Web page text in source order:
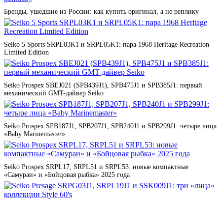
Бренды, ушедшие из России: как купить оригинал, а не реплику
Seiko 5 Sports SRPL03K1 и SRPL05K1: пара 1968 Heritage Recreation
Limited Edition
Seiko Prospex SBEJ021 (SPB439J1), SPB475J1 и SPB385J1: первый
механический GMT-дайвер Seiko
Seiko Prospex SPB187J1, SPB207J1, SPB240J1 и SPB299J1: четыре лица
«Baby Marinemaster»
Seiko Prospex SRPL17, SRPL51 и SRPL53: новые компактные
«Самураи» и «Бойцовая рыбка» 2025 года